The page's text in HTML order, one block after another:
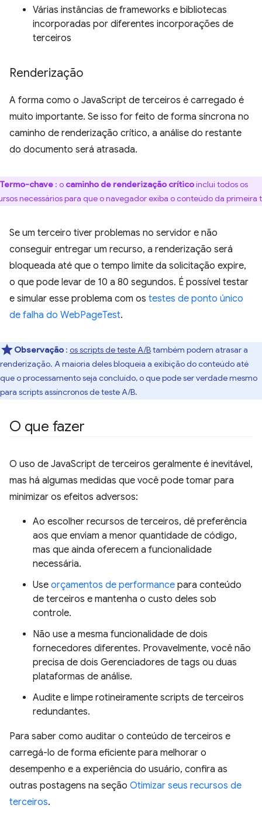
Várias instâncias de frameworks e bibliotecas
incorporadas por diferentes incorporações de
terceiros
Renderização
A forma como o JavaScript de terceiros é carregado é
muito importante. Se isso for feito de forma síncrona no
caminho de renderização crítico, a análise do restante
do documento será atrasada.
Termo-chave : o caminho de renderização críticoinclui todos os
necessários para que o navegador exiba o conteúdo da primeira
Se um terceiro tiver problemas no servidor e não
conseguir entregar um recurso, a renderização será
bloqueada até que o tempo limite da solicitação expire,
o que pode levar de 10 a 80 segundos. É possível testar
e simular esse problema com os testes de ponto único
de falha do WebPageTest.
Observação : os scripts de teste A/Btambém podem atrasar a
renderização. A maioria deles bloqueia a exibição do conteúdo até
que o processamento seja concluído, o que pode ser verdade mesmo
para scripts assíncronos de teste A/B.
O que fazer
O uso de JavaScript de terceiros geralmente é inevitável,
mas há algumas medidas que você pode tomar para
minimizar os efeitos adversos:
Ao escolher recursos de terceiros, dê preferência
aos que enviam a menor quantidade de código,
mas que ainda oferecem a funcionalidade
necessária.
Use orçamentos de performance para conteúdo
de terceiros e mantenha o custo deles sob
controle.
Não use a mesma funcionalidade de dois
fornecedores diferentes. Provavelmente, você não
precisa de dois Gerenciadores de tags ou duas
plataformas de análise.
Audite e limpe rotineiramente scripts de terceiros
redundantes.
Para saber como auditar o conteúdo de terceiros e
carregá-lo de forma eficiente para melhorar o
desempenho e a experiência do usuário, confira as
outras postagens na seção Otimizar seus recursos de
terceiros.